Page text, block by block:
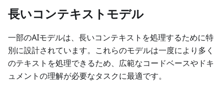
長いコンテキストモデル
一部のAIモデルは、長いコンテキストを処理するために特
別に設計されています。これらのモデルは一度により多く
のテキストを処理できるため、広範なコードベースやドキ
ュメントの理解が必要なタスクに最適です。